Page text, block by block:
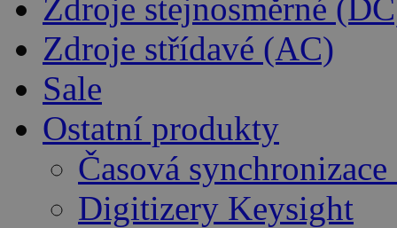
Zdroje stejnosměrné
Zdroje střídavé (AC)
Sale
Ostatní produkty
Časová
Digitizery Keysight